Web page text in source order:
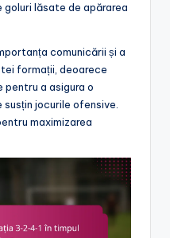
lăsate de apărarea
comunicării și a
formații, deoarece
a asigura o
jocurile ofensive.
maximizarea